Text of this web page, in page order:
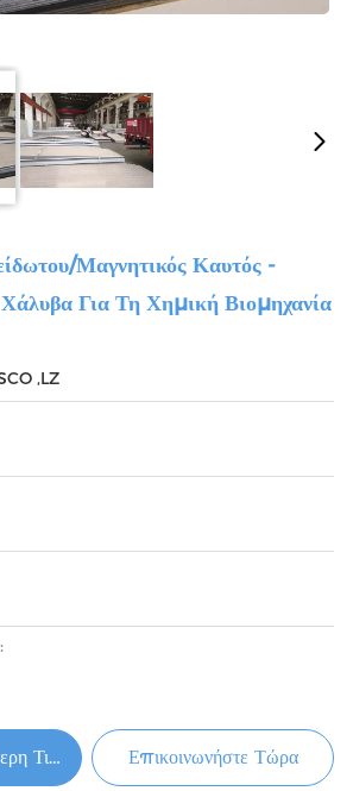
μαγνητικός Καυτός -
Για Τη Χημική Βιομηχανία
,LZ
Τιμή Επικοινωνήστε Τώρα